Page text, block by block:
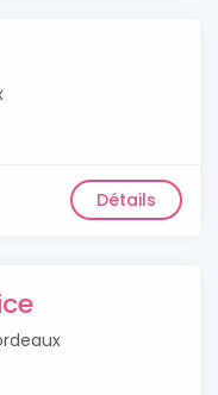
Détails